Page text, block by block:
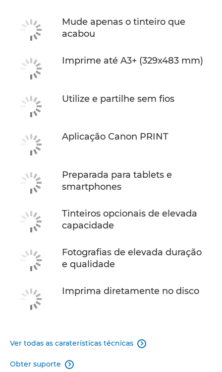
Mude apenas o tinteiro que
acabou
Imprime até A3+ (329x483 mm)
Utilize e partilhe sem fios
Aplicação Canon PRINT
Preparada para tablets e
smartphones
Tinteiros opcionais de elevada
capacidade
Fotografias de elevada duração
e qualidade
Imprima diretamente no disco
Ver todas as caraterísticas técnicas 
Obter suporte 